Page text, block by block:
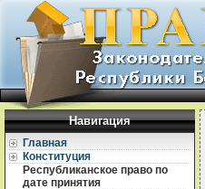
Навигация
Главная
Конституция
Республиканское право по
дате принятия